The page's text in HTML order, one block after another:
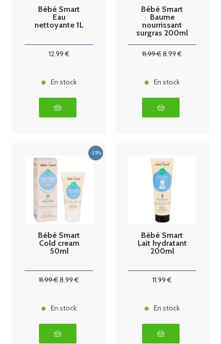
Bébé Smart
Eau
nettoyante 1L
12.99€
En stock
Bébé Smart
Baume
nourrissant
surgras 200ml
11.99€8.99 €
En stock
Bébé Smart
Cold cream
50ml
11.99€8.99 €
En stock
Bébé Smart
Lait hydratant
200ml
11.99 €
En stock